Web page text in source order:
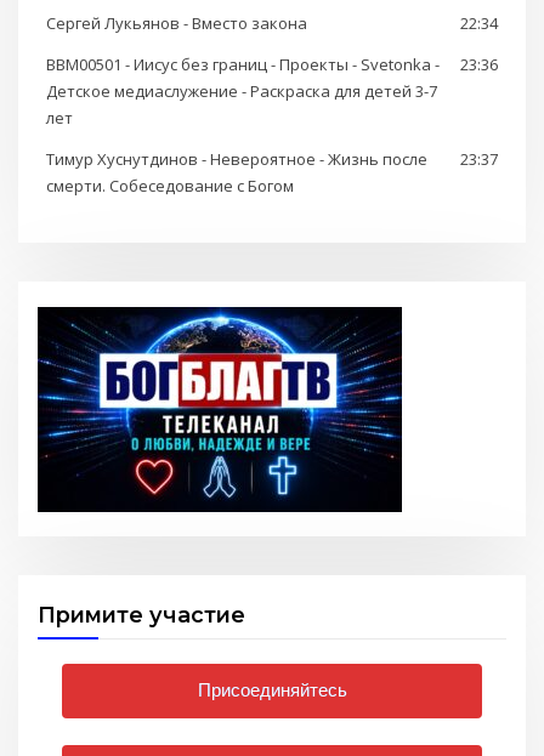
Сергей Лукьянов - Вместо закона
22:34
BBM00501 - Иисус без границ - Проекты - Svetonka -
Детское медиаслужение - Раскраска для детей 3-7
лет
23:36
Тимур Хуснутдинов - Невероятное - Жизнь после
смерти. Собеседование с Богом
23:37
Примите участие
Присоединяйтесь